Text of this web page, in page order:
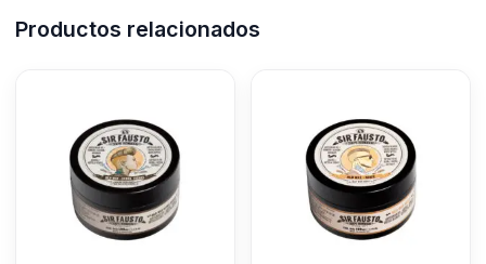
Productos relacionados